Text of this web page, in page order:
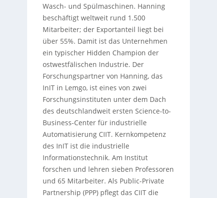
Wasch- und Spülmaschinen. Hanning
beschäftigt weltweit rund 1.500
Mitarbeiter; der Exportanteil liegt bei
über 55%. Damit ist das Unternehmen
ein typischer Hidden Champion der
ostwestfälischen Industrie. Der
Forschungspartner von Hanning, das
InIT in Lemgo, ist eines von zwei
Forschungsinstituten unter dem Dach
des deutschlandweit ersten Science-to-
Business-Center für industrielle
Automatisierung CIIT. Kernkompetenz
des InIT ist die industrielle
Informationstechnik. Am Institut
forschen und lehren sieben Professoren
und 65 Mitarbeiter. Als Public-Private
Partnership (PPP) pflegt das CIIT die